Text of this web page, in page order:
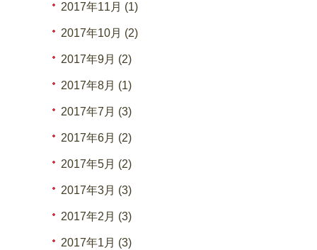
2017年11月 (1)
2017年10月 (2)
2017年9月 (2)
2017年8月 (1)
2017年7月 (3)
2017年6月 (2)
2017年5月 (2)
2017年3月 (3)
2017年2月 (3)
2017年1月 (3)